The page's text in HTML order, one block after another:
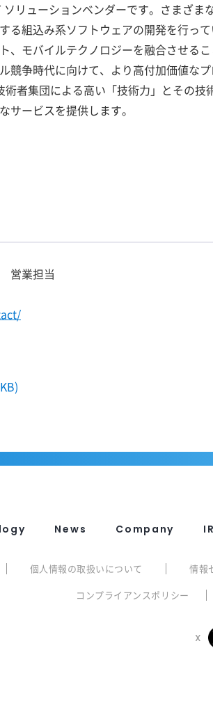
リューションベンダーです。さまざま
る組込み系ソフトウェアの開発を行っ
、モバイルテクノロジーを融合させる
競争時代に向けて、より高付加価値な
者集団による高い「技術力」とその技
サービスを提供します。
営業担当
News Company IR
個人情報の取扱いについて 情報
コンプライアンスポリシー
X